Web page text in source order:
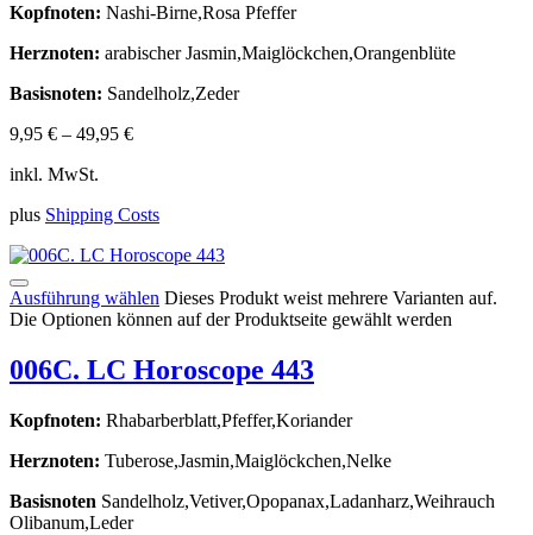
Kopfnoten: Nashi-Birne,Rosa Pfeffer
Herznoten: arabischer Jasmin,Maiglöckchen,Orangenblüte
Basisnoten: Sandelholz,Zeder
9,95 € – 49,95 €
inkl. MwSt.
plus Shipping Costs
Ausführung wählen Dieses Produkt weist mehrere Varianten auf.
Die Optionen können auf der Produktseite gewählt werden
006C. LC Horoscope 443
Kopfnoten: Rhabarberblatt,Pfeffer,Koriander
Herznoten: Tuberose,Jasmin,Maiglöckchen,Nelke
Basisnoten Sandelholz,Vetiver,Opopanax,Ladanharz,Weihrauch
Olibanum,Leder